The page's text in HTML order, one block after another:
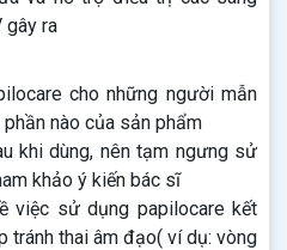
gây ra
cho những người mẫn
nào của sản phẩm
khi dùng, nên tạm ngưng sử
khảo ý kiến bác sĩ
việc sử dụng papilocare kết
tránh thai âm đạo( ví dụ: vòng